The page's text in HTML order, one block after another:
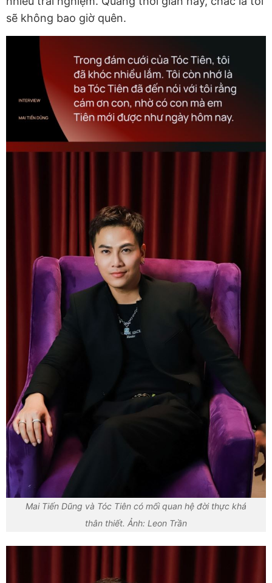
sẽ không bao giờ quên.
Mai Tiến Dũng và Tóc Tiên có mối quan hệ đời thực khá
thân thiết. Ảnh: Leon Trần